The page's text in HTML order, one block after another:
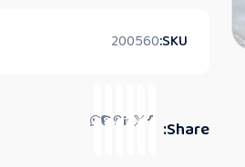
SKU:
200560
Share: